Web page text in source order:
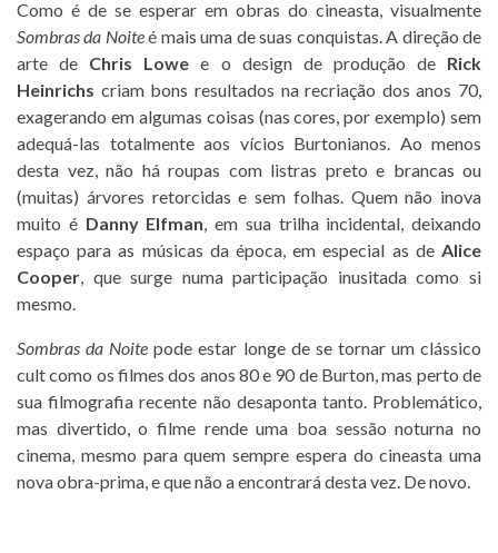
Como é de se esperar em obras do cineasta, visualmente
Sombras da Noiteé mais uma de suas conquistas. A direção de
arte de Chris Lowe e o design de produção de Rick
Heinrichs criam bons resultados na recriação dos anos 70,
exagerando em algumas coisas (nas cores, por exemplo) sem
adequá-las totalmente aos vícios Burtonianos. Ao menos
desta vez, não há roupas com listras preto e brancas ou
(muitas) árvores retorcidas e sem folhas. Quem não inova
muito é Danny Elfman, em sua trilha incidental, deixando
espaço para as músicas da época, em especial as de Alice
Cooper, que surge numa participação inusitada como si
mesmo.
Sombras da Noite pode estar longe de se tornar um clássico
cult como os filmes dos anos 80 e 90 de Burton, mas perto de
sua filmografia recente não desaponta tanto. Problemático,
mas divertido, o filme rende uma boa sessão noturna no
cinema, mesmo para quem sempre espera do cineasta uma
nova obra-prima, e que não a encontrará desta vez. De novo.